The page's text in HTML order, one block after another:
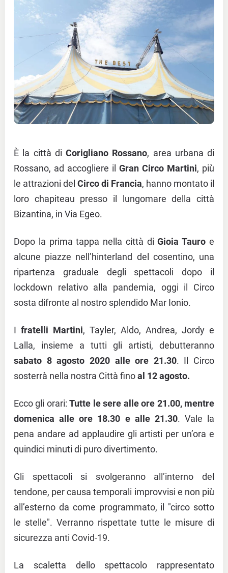
È la città di Corigliano Rossano, area urbana di
Rossano, ad accogliere il Gran Circo Martini, più
le attrazioni del Circo di Francia, hanno montato il
loro chapiteau presso il lungomare della città
Bizantina, in Via Egeo.
Dopo la prima tappa nella città diGioia Tauro e
alcune piazze nell’hinterland del cosentino, una
ripartenza graduale degli spettacoli dopo il
lockdown relativo alla pandemia, oggi il Circo
sosta difronte al nostro splendido Mar Ionio.
I fratelli Martini, Tayler, Aldo, Andrea, Jordy e
Lalla, insieme a tutti gli artisti, debutteranno
sabato 8 agosto 2020 alle ore 21.30. Il Circo
sosterrà nella nostra Città finoal 12 agosto.
Ecco gli orari:Tutte le sere alle ore 21.00, mentre
domenica alle ore 18.30 e alle 21.30. Vale la
pena andare ad applaudire gli artisti per un’ora e
quindici minuti di puro divertimento.
Gli spettacoli si svolgeranno all’interno del
tendone, per causa temporali improvvisi e non più
all’esterno da come programmato, il "circo sotto
le stelle". Verranno rispettate tutte le misure di
sicurezza anti Covid-19.
La scaletta dello spettacolo rappresentato